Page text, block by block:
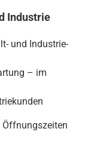
Industrie
und Industrie-
– im
Öffnungszeiten